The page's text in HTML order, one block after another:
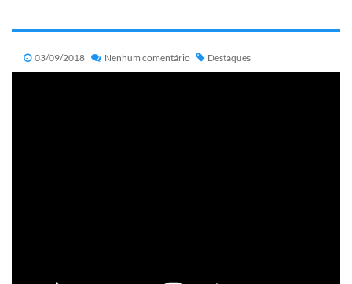
03/09/2018 Nenhum comentário Destaques